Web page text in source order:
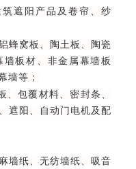
遮阳产品及卷帘、纱
蜂窝板、陶土板、陶瓷
板材、非金属幕墙板
墙等；
、包覆材料、密封条、
遮阳、自动门电机及配
墙纸、无纺墙纸、吸音